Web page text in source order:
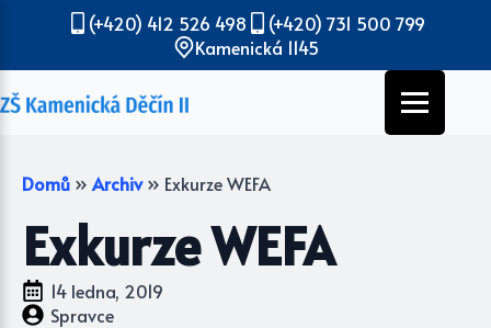
(+420) 412 526 498
(+420) 731 500 799
Kamenická 1145
Domů » Archiv » Exkurze WEFA
Exkurze WEFA
14 ledna, 2019
Spravce